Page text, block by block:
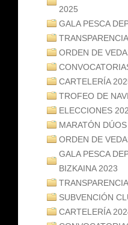
2025
GALA PESCA
ORDEN DE
CARTELERÍA
TROFEO DE
ELECCIONES
MARATÓN
ORDEN DE
GALA PESCA
BIZKAINA 2023
SUBVENCIÓN
CARTELERÍA